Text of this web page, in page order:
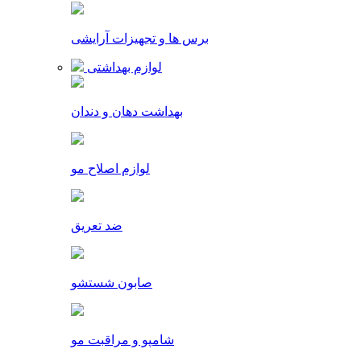
برس ها و تجهیزات آرایشی
لوازم بهداشتی
بهداشت دهان و دندان
لوازم اصلاح مو
ضد تعریق
صابون شستشو
شامپو و مراقبت مو